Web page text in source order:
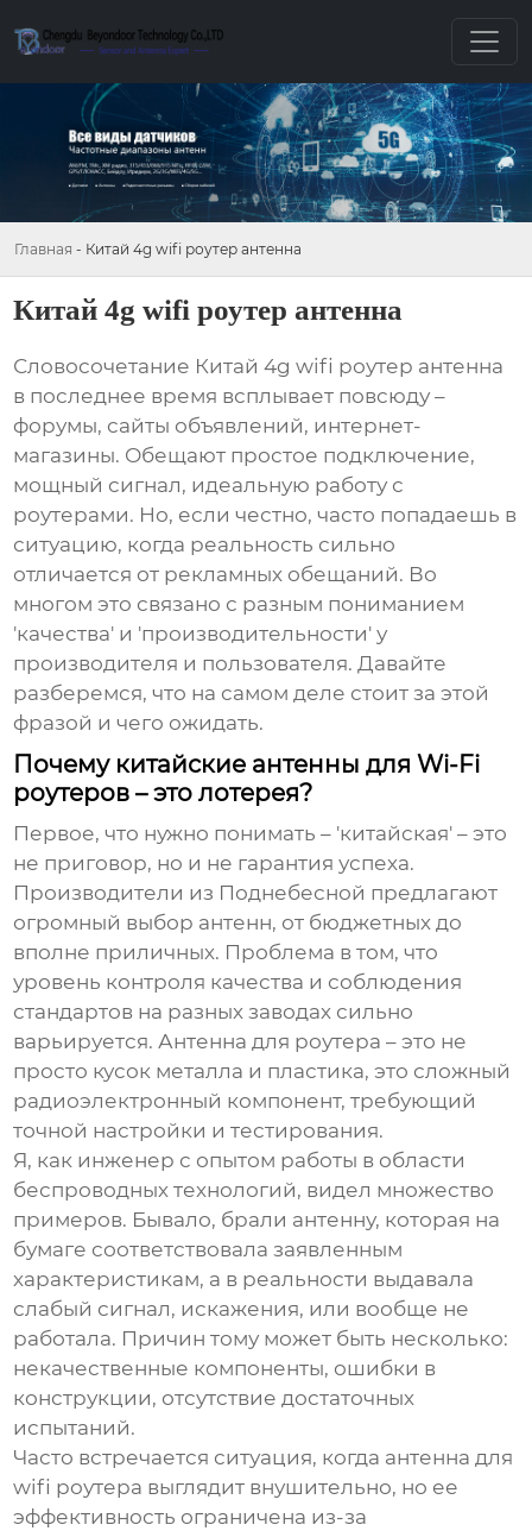
Главная - Китай 4g wifi роутер антенна
Китай 4g wifi роутер антенна
Словосочетание Китай 4g wifi роутер антенна
в последнее время всплывает повсюду –
форумы, сайты объявлений, интернет-
магазины. Обещают простое подключение,
мощный сигнал, идеальную работу с
роутерами. Но, если честно, часто попадаешь в
ситуацию, когда реальность сильно
отличается от рекламных обещаний. Во
многом это связано с разным пониманием
'качества' и 'производительности' у
производителя и пользователя. Давайте
разберемся, что на самом деле стоит за этой
фразой и чего ожидать.
Почему китайские антенны для Wi-Fi
роутеров – это лотерея?
Первое, что нужно понимать – 'китайская' – это
не приговор, но и не гарантия успеха.
Производители из Поднебесной предлагают
огромный выбор антенн, от бюджетных до
вполне приличных. Проблема в том, что
уровень контроля качества и соблюдения
стандартов на разных заводах сильно
варьируется.Антенна для роутера – это не
просто кусок металла и пластика, это сложный
радиоэлектронный компонент, требующий
точной настройки и тестирования.
Я, как инженер с опытом работы в области
беспроводных технологий, видел множество
примеров. Бывало, брали антенну, которая на
бумаге соответствовала заявленным
характеристикам, а в реальности выдавала
слабый сигнал, искажения, или вообще не
работала. Причин тому может быть несколько:
некачественные компоненты, ошибки в
конструкции, отсутствие достаточных
испытаний.
Часто встречается ситуация, когда антенна для
wifi роутера выглядит внушительно, но ее
эффективность ограничена из-за